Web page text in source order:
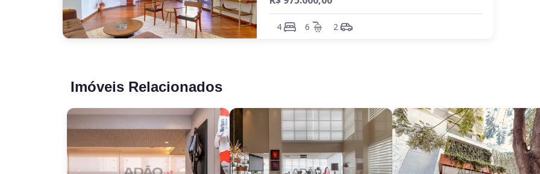
Vista, Goiânia Shopping, Hospital Mater Dei, vários supermercados e comércios
diversos, que abrangem o Setor Bueno, Parque Amazonas. Serrinha, Bela Vista e
Jardim América
4 6 2
Imóveis Relacionados